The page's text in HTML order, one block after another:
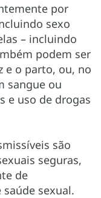
por
sexo
– incluindo
podem ser
e o parto, ou, no
sangue ou
e uso de drogas
são
seguras,
de
sexual.